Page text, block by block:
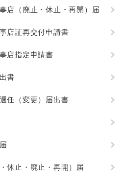
店（廃止・休止・再開）届
店証再交付申請書
店指定申請書
書
任（変更）届出書
休止・廃止・再開）届